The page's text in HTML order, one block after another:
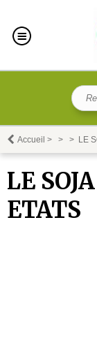
Accueil > > > LE
LE
ETATS